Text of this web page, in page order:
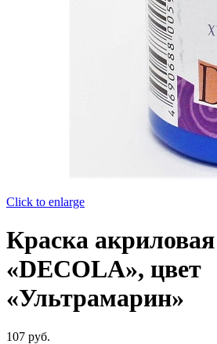
Click to enlarge
Краска
«DECOLA», цвет
«Ультрамарин»
107 руб.